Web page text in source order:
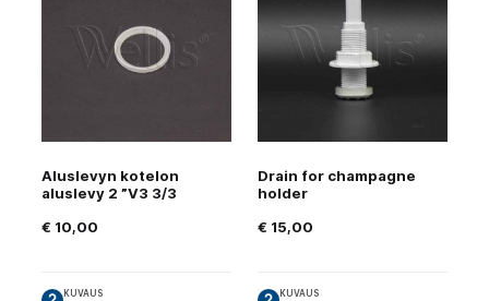
Aluslevyn kotelon
aluslevy 2 ”V3 3/3
€ 10,00
KUVAUS
Drain for champagne
holder
€ 15,00
KUVAUS